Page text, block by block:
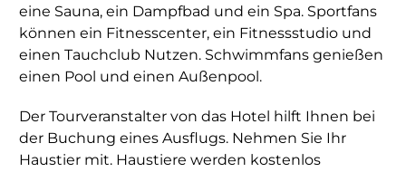
eine Sauna, ein Dampfbad und ein Spa. Sportfans
können ein Fitnesscenter, ein Fitnessstudio und
einen Tauchclub Nutzen. Schwimmfans genießen
einen Pool und einen Außenpool.
Der Tourveranstalter von das Hotel hilft Ihnen bei
der Buchung eines Ausflugs. Nehmen Sie Ihr
Haustier mit. Haustiere werden kostenlos